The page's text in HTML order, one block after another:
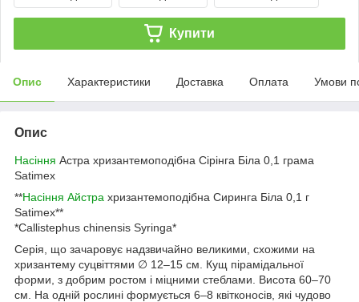
Купити
Опис Характеристики Доставка Оплата Умови
Опис
Насіння Астра хризантемоподібна Сірінга Біла 0,1 грама
Satimex
**Насіння Айстра хризантемоподібна Сиринга Біла 0,1 г
Satimex**
*Callistephus chinensis Syringa*
Серія, що зачаровує надзвичайно великими, схожими на
хризантему суцвіттями ∅ 12–15 см. Кущ пірамідальної
форми, з добрим ростом і міцними стеблами. Висота 60–70
см. На одній рослині формується 6–8 квітконосів, які чудово